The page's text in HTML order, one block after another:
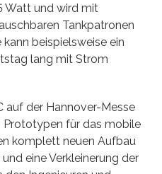
Watt und wird mit
Tankpatronen
beispielsweise ein
lang mit Strom
auf der Hannover-Messe
für das mobile
komplett neuen Aufbau
eine Verkleinerung der